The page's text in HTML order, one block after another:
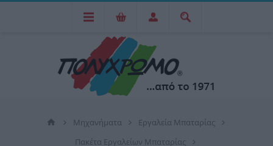
Μηχανήματα
Εργαλεία Μπαταρίας
Πακέτα Εργαλείων Μπαταρίας